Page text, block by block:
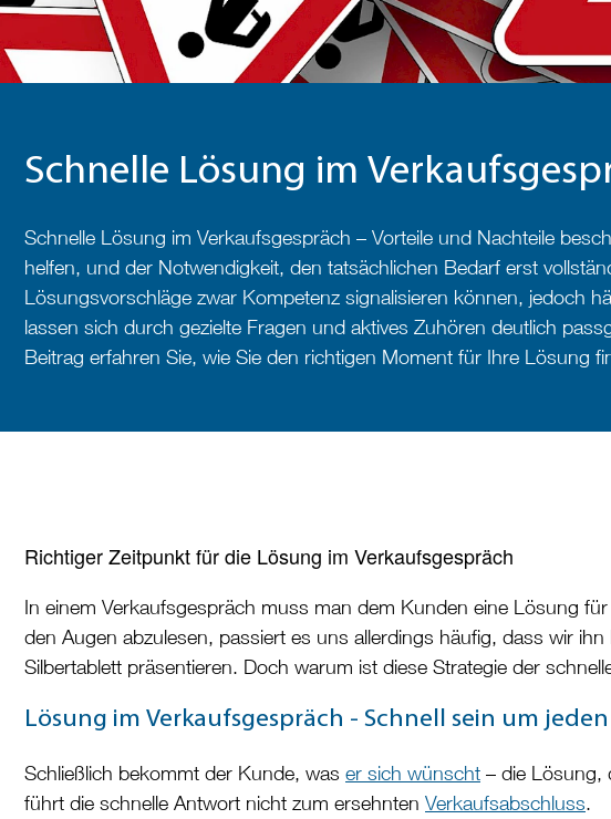
Schnelle Lösung im
Schnelle Lösung im Verkaufsgespräch – Vorteile und Nachteile
helfen, und der Notwendigkeit, den tatsächlichen Bedarf erst
Lösungsvorschläge zwar Kompetenz signalisieren können, jedoch
lassen sich durch gezielte Fragen und aktives Zuhören deutlich
Beitrag erfahren Sie, wie Sie den richtigen Moment für Ihre Lösung
Richtiger Zeitpunkt für die Lösung im Verkaufsgespräch
In einem Verkaufsgespräch muss man dem Kunden eine Lösung
den Augen abzulesen, passiert es uns allerdings häufig, dass wir
Silbertablett präsentieren. Doch warum ist diese Strategie der
Lösung im Verkaufsgespräch - Schnell sein um jeden
Schließlich bekommt der Kunde, was er sich wünscht – die Lösung,
führt die schnelle Antwort nicht zum ersehnten Verkaufsabschluss.